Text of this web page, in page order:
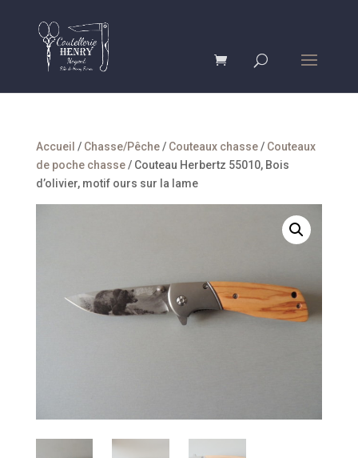
Accueil / Chasse/Pêche/ Couteaux chasse/ Couteaux
de poche chasse/ Couteau Herbertz 55010, Bois
d’olivier, motif ours sur la lame